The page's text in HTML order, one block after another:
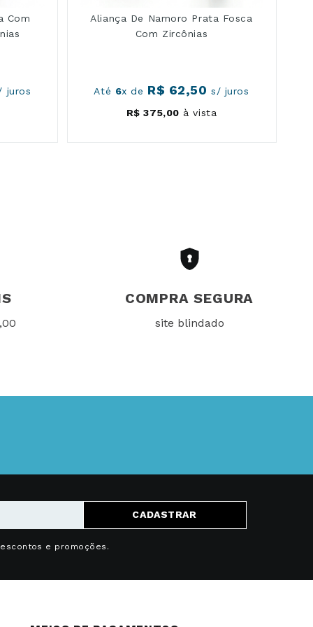
Com
juros
Aliança De Namoro Prata Fosca
Com Zircônias
Até 6x de R$ 62,50 s/ juros
R$ 375,00 à vista
COMPRA SEGURA
site blindado
CADASTRAR
e promoções.